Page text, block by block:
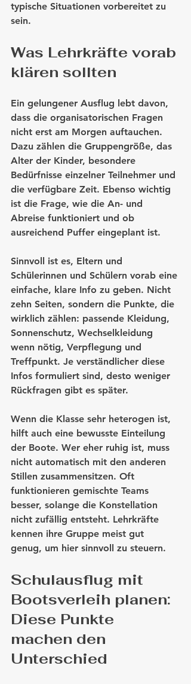
typische Situationen vorbereitet zu
sein.
Was Lehrkräfte vorab
klären sollten
Ein gelungener Ausflug lebt davon,
dass die organisatorischen Fragen
nicht erst am Morgen auftauchen.
Dazu zählen die Gruppengröße, das
Alter der Kinder, besondere
Bedürfnisse einzelner Teilnehmer und
die verfügbare Zeit. Ebenso wichtig
ist die Frage, wie die An- und
Abreise funktioniert und ob
ausreichend Puffer eingeplant ist.
Sinnvoll ist es, Eltern und
Schülerinnen und Schülern vorab eine
einfache, klare Info zu geben. Nicht
zehn Seiten, sondern die Punkte, die
wirklich zählen: passende Kleidung,
Sonnenschutz, Wechselkleidung
wenn nötig, Verpflegung und
Treffpunkt. Je verständlicher diese
Infos formuliert sind, desto weniger
Rückfragen gibt es später.
Wenn die Klasse sehr heterogen ist,
hilft auch eine bewusste Einteilung
der Boote. Wer eher ruhig ist, muss
nicht automatisch mit den anderen
Stillen zusammensitzen. Oft
funktionieren gemischte Teams
besser, solange die Konstellation
nicht zufällig entsteht. Lehrkräfte
kennen ihre Gruppe meist gut
genug, um hier sinnvoll zu steuern.
Schulausflug mit
Bootsverleih planen:
Diese Punkte
machen den
Unterschied